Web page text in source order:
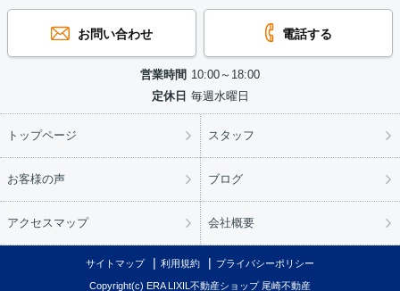
お問い合わせ 電話する
営業時間 10:00～18:00
定休日 毎週水曜日
トップページ スタッフ
お客様の声 ブログ
アクセスマップ 会社概要
サイトマップ 利用規約 プライバシーポリシー
Copyright(c) ERA LIXIL不動産ショップ 尾崎不動産